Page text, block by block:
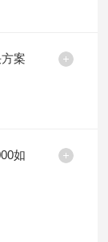
案
如